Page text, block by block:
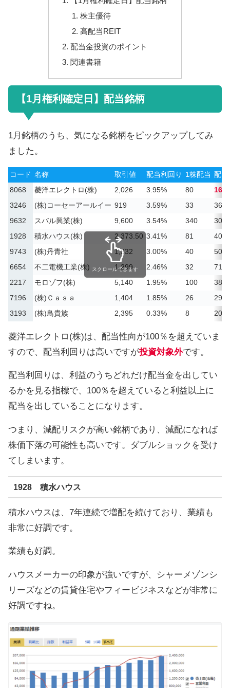
株主優待
高配当REIT
配当金投資のポイント
関連書籍
【1月権利確定日】配当銘柄
1月銘柄のうち、気になる銘柄をピックアップしてみ
ました。
コード 名称 取引値 配当利回り 1株配当 配
8068
菱洋エレクトロ(株) 2,026 3.95% 80
3246
(株)コーセーアールイー 919 3.59% 33
9632
スバル興業(株) 9,600 3.54% 340
1928
積水ハウス(株) 2,373.50 3.41% 81
9743
(株)丹青社 1,332 3.00% 40
6654
不二電機工業(株) 1,299 2.46% 32
2217
モロゾフ(株) 5,140 1.95% 100
7196
(株)Ｃａｓａ 1,404 1.85% 26
3193
(株)鳥貴族 2,395 0.33% 8
スクロールできます
菱洋エレクトロ(株)は、配当性向が100％を超えていま
すので、配当利回りは高いですが投資対象外です。
配当利回りは、利益のうちどれだけ配当金を出してい
るかを見る指標で、100％を超えていると利益以上に
配当を出していることになります。
つまり、減配リスクが高い銘柄であり、減配になれば
株価下落の可能性も高いです。ダブルショックを受け
てしまいます。
1928 積水ハウス
積水ハウスは、7年連続で増配を続けており、業績も
非常に好調です。
業績も好調。
ハウスメーカーの印象が強いですが、シャーメゾンシ
リーズなどの賃貸住宅やフィービジネスなどが非常に
好調ですね。